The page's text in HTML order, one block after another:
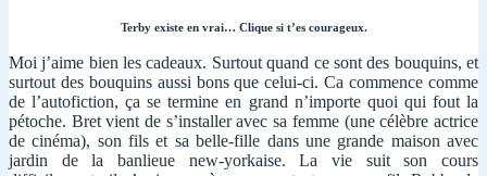
Terby existe en vrai… Clique si t’es courageux.
Moi j’aime bien les cadeaux. Surtout quand ce sont des bouquins, et
surtout des bouquins aussi bons que celui-ci. Ca commence comme
de l’autofiction, ça se termine en grand n’importe quoi qui fout la
pétoche. Bret vient de s’installer avec sa femme (une célèbre actrice
de cinéma), son fils et sa belle-fille dans une grande maison avec
jardin de la banlieue new-yorkaise. La vie suit son cours